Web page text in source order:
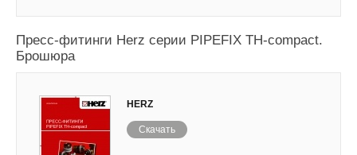
Пресс-фитинги Herz серии PIPEFIX TH-compact.
Брошюра
HERZ
Скачать